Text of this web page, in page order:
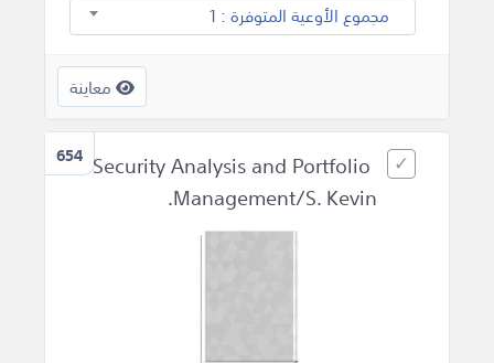
مجموع الأوعية المتوفرة : 1
معاينة
654 Security Analysis and Portfolio
Management/S. Kevin.